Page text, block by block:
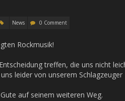
News 0 Comment
Rockmusik!
treffen, die uns nicht
leider von unserem
auf seinem weiteren Weg.